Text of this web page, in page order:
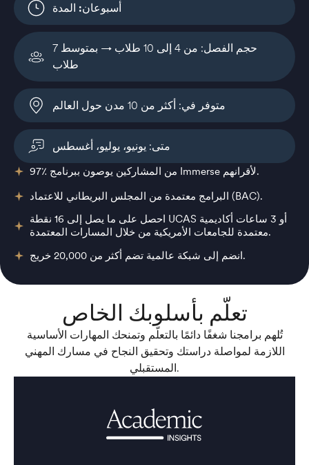
أسبوعان: المدة
حجم الفصل: من 4 إلى 10 طلاب → بمتوسط 7
طلاب
متوفر في: أكثر من 10 مدن حول العالم
متى: يونيو، يوليو، أغسطس
97٪ من المشاركين يوصون ببرنامج Immerse لأقرانهم.
البرامج معتمدة من المجلس البريطاني للاعتماد (BAC).
احصل على ما يصل إلى 16 نقطة UCAS أو 3 ساعات أكاديمية
معتمدة للجامعات الأمريكية من خلال المسارات المعتمدة.
انضم إلى شبكة عالمية تضم أكثر من 20,000 خريج.
تعلّم بأسلوبك الخاص
تُلهم برامجنا شغفًا دائمًا بالتعلّم وتمنحك المهارات الأساسية
اللازمة لمواصلة دراستك وتحقيق النجاح في مسارك المهني
المستقبلي.